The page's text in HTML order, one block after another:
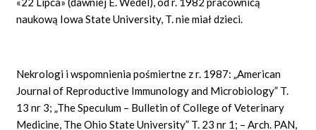
naukową Iowa State University, T. nie miał dzieci.
Nekrologi i wspomnienia pośmiertne z r. 1987: „American
Journal of Reproductive Immunology and Microbiology” T.
13 nr 3; „The Speculum – Bulletin of College of Veterinary
Medicine, The Ohio State University” T. 23 nr 1; – Arch. PAN,